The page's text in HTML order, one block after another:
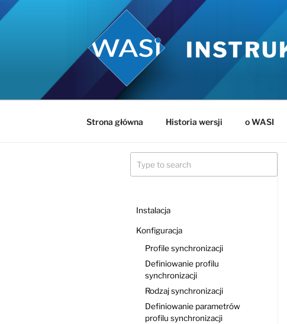
Przejdź
do
Strona główna Historia wersji o WASI
Instalacja
Konfiguracja
Profile synchronizacji
Definiowanie profilu
synchronizacji
Rodzaj synchronizacji
Definiowanie parametrów
profilu synchronizacji